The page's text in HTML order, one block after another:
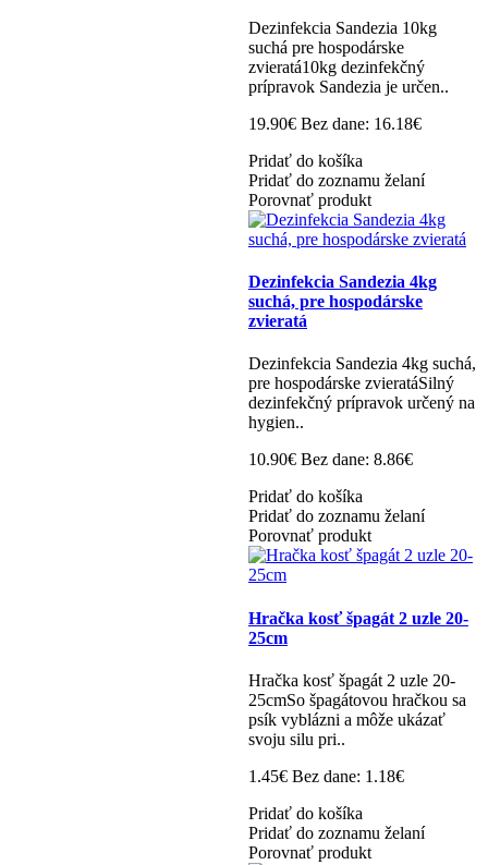
Dezinfekcia Sandezia 10kg
suchá pre hospodárske
zvieratá10kg dezinfekčný
prípravok Sandezia je určen..
19.90€ Bez dane: 16.18€
Pridať do košíka
Pridať do zoznamu želaní
Porovnať produkt
Dezinfekcia Sandezia 4kg
suchá, pre hospodárske
zvieratá
Dezinfekcia Sandezia 4kg suchá,
pre hospodárske zvieratáSilný
dezinfekčný prípravok určený na
hygien..
10.90€ Bez dane: 8.86€
Pridať do košíka
Pridať do zoznamu želaní
Porovnať produkt
Hračka kosť špagát 2 uzle 20-
25cm
Hračka kosť špagát 2 uzle 20-
25cmSo špagátovou hračkou sa
psík vyblázni a môže ukázať
svoju silu pri..
1.45€ Bez dane: 1.18€
Pridať do košíka
Pridať do zoznamu želaní
Porovnať produkt